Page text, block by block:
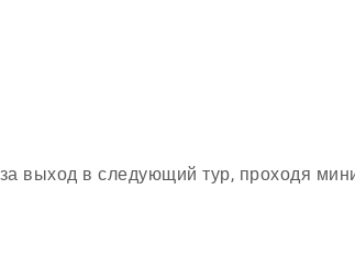
выход в следующий тур, проходя